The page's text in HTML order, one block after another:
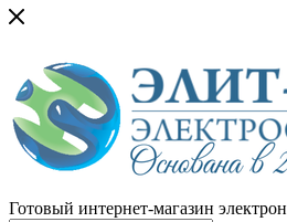
Готовый интернет-магазин